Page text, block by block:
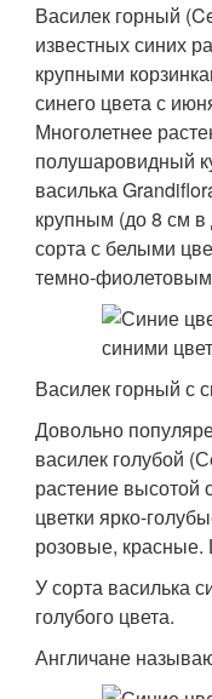
Василек горный
известных синих
крупными
синего цвета с
Многолетнее
полушаровидный
василька
крупным (до 8 см в
сорта с белыми
темно-
Василек горный с
Довольно
василек голубой
растение высотой
цветки ярко-
розовые, красные.
У сорта василька
голубого цвета.
Англичане